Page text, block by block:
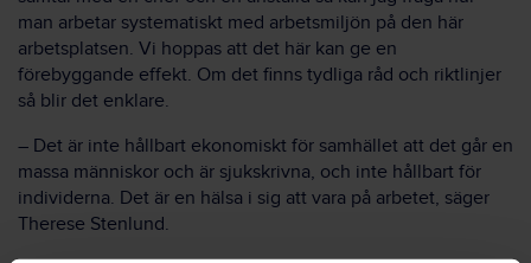
man arbetar systematiskt med arbetsmiljön på den här
arbetsplatsen. Vi hoppas att det här kan ge en
förebyggande effekt. Om det finns tydliga råd och riktlinjer
så blir det enklare.
– Det är inte hållbart ekonomiskt för samhället att det går en
massa människor och är sjukskrivna, och inte hållbart för
individerna. Det är en hälsa i sig att vara på arbetet, säger
Therese Stenlund.